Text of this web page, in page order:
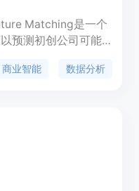
Matching是一个
预测初创公司可能
地融资,让投资人可
商业智能 数据分析